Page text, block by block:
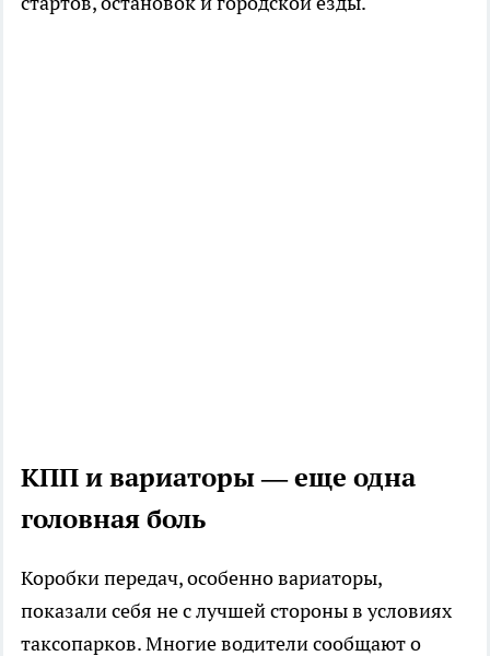
КПП и вариаторы — еще одна
головная боль
Коробки передач, особенно вариаторы,
показали себя не с лучшей стороны в условиях
таксопарков. Многие водители сообщают о